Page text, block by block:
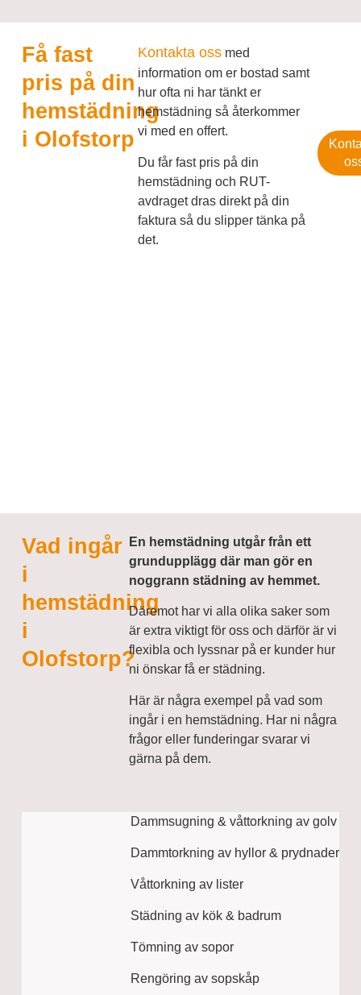
Få fast
pris på din
hemstädning
i Olofstorp
Kontakta oss med
information om er bostad samt
hur ofta ni har tänkt er
hemstädning så återkommer
vi med en offert.
Du får fast pris på din
hemstädning och RUT-
avdraget dras direkt på din
faktura så du slipper tänka på
det.
Vad ingår
i
hemstädning
i
Olofstorp?
En hemstädning utgår från ett
grundupplägg där man gör en
noggrann städning av hemmet.
Däremot har vi alla olika saker som
är extra viktigt för oss och därför är vi
flexibla och lyssnar på er kunder hur
ni önskar få er städning.
Här är några exempel på vad som
ingår i en hemstädning. Har ni några
frågor eller funderingar svarar vi
gärna på dem.
Dammsugning & våttorkning av golv
Dammtorkning av hyllor & prydnader
Våttorkning av lister
Städning av kök & badrum
Tömning av sopor
Rengöring av sopskåp